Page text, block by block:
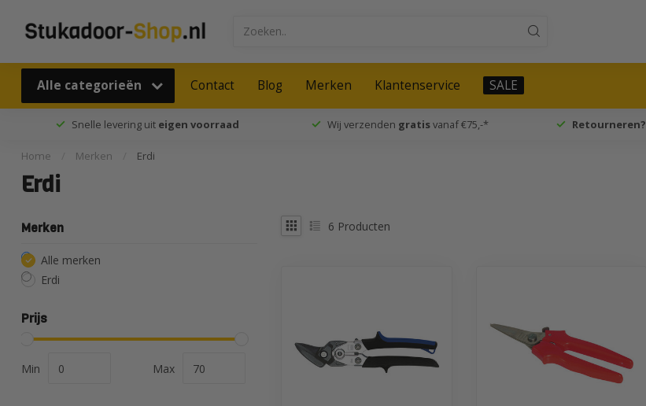
Alle categorieën Contact Blog Merken Klantenservice SALE
Snelle levering uit eigen voorraad Wij verzenden gratisvanaf €75,-* Retourneren?
Home Merken Erdi
Erdi
Merken
Alle merken
Erdi
Prijs
Min Max
6 Producten